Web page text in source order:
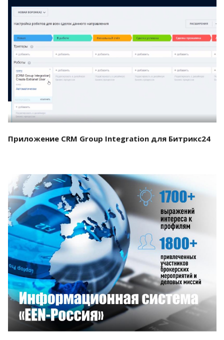
Смотреть проект
Приложение CRM Group Integration для Битрикс24
Смотреть проект